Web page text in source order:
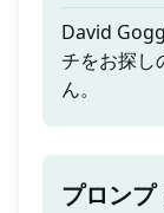
David
チをお探し
ん。
プロンプ